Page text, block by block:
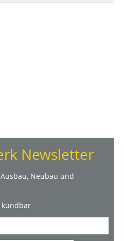
Newsletter
Neubau und
kündbar